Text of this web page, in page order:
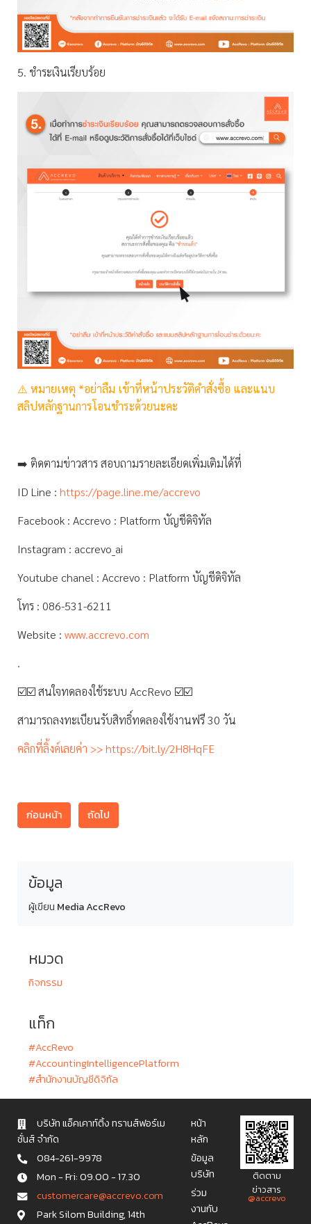
5. ชำระเงินเรียบร้อย
⚠️ หมายเหตุ *อย่าลืม เข้าที่หน้าประวัติคำสั่งซื้อ และแนบ
สลิปหลักฐานการโอนชำระด้วยนะคะ
➡️ ติดตามข่าวสาร สอบถามรายละเอียดเพิ่มเติมได้ที่
ID Line : https://page.line.me/accrevo
Facebook : Accrevo : Platform บัญชีดิจิทัล
Instagram : accrevo_ai
Youtube chanel : Accrevo : Platform บัญชีดิจิทัล
โทร : 086-531-6211
Website : www.accrevo.com
.
☑️☑️ สนใจทดลองใช้ระบบ AccRevo ☑️☑️
สามารถลงทะเบียนรับสิทธิ์ทดลองใช้งานฟรี 30 วัน
คลิกที่ลิ้งค์เลยค่า >> https://bit.ly/2H8HqFE
ก่อนหน้า ถัดไป
ข้อมูล
ผู้เขียน Media AccRevo
หมวด
กิจกรรม
แท็ก
#AccRevo
#AccountingIntelligencePlatform
#สำนักงานบัญชีดิจิทัล
บริษัท แอ็คเคาท์ติ้ง ทรานส์ฟอร์เม
ชั่นส์ จำกัด
084-261-9978
Mon - Fri: 09.00 - 17.30
c u s t o m e r c a r e @ a c c r e v o . c o m
Park Silom Building, 14th
หน้า
หลัก
ข้อมูล
บริษัท
ร่วม
งานกับ
ติดตาม
ข่าวสาร
@accrevo